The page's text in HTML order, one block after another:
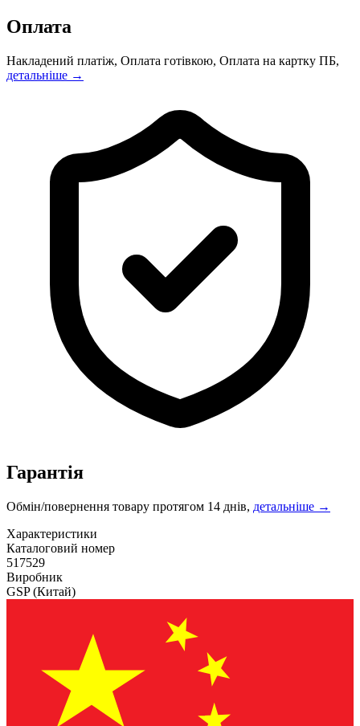
Оплата
Накладений платіж, Оплата готівкою, Оплата на картку ПБ,
детальніше →
Гарантія
Обмін/повернення товару протягом 14 днів, детальніше →
Характеристики
Каталоговий номер
517529
Виробник
GSP(Китай)